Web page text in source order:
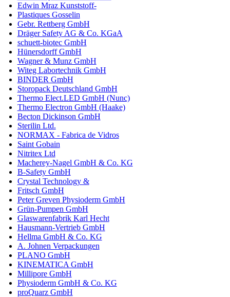
Edwin Mraz Kunststoff-
Plastiques Gosselin
Gebr. Rettberg GmbH
Dräger Safety AG & Co. KGaA
schuett-biotec GmbH
Hünersdorff GmbH
Wagner & Munz GmbH
Witeg Labortechnik GmbH
BINDER GmbH
Storopack Deutschland GmbH
Thermo Elect.LED GmbH (Nunc)
Thermo Electron GmbH (Haake)
Becton Dickinson GmbH
Sterilin Ltd.
NORMAX - Fabrica de Vidros
Saint Gobain
Nitritex Ltd
Macherey-Nagel GmbH & Co. KG
B-Safety GmbH
Crystal Technology &
Fritsch GmbH
Peter Greven Physioderm GmbH
Grün-Pumpen GmbH
Glaswarenfabrik Karl Hecht
Hausmann-Vertrieb GmbH
Hellma GmbH & Co. KG
A. Johnen Verpackungen
PLANO GmbH
KINEMATICA GmbH
Millipore GmbH
Physioderm GmbH & Co. KG
proQuarz GmbH